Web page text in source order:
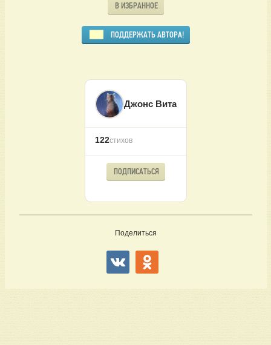
В ИЗБРАННОЕ
ПОДДЕРЖАТЬ АВТОРА!
Джонс Вита
122стихов
ПОДПИСАТЬСЯ
Поделиться